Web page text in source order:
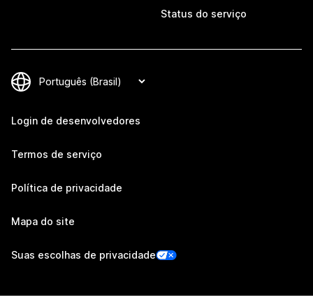
Status do serviço
Login de desenvolvedores
Termos de serviço
Política de privacidade
Mapa do site
Suas escolhas de privacidade